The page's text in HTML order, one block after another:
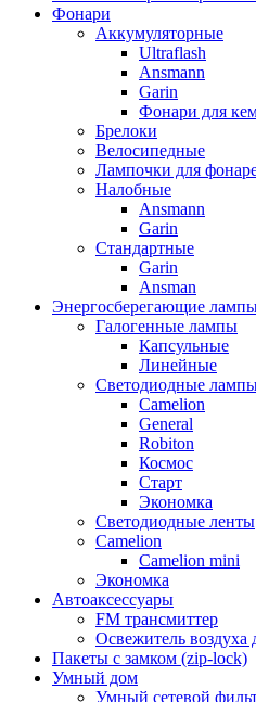
Фонари
Аккумуляторные
Ultraflash
Ansmann
Garin
Фонари для
Брелоки
Велосипедные
Лампочки для
Налобные
Ansmann
Garin
Стандартные
Garin
Ansman
Энергосберегающие
Галогенные лампы
Капсульные
Линейные
Светодиодные
Camelion
General
Robiton
Космос
Старт
Экономка
Светодиодные ленты
Camelion
Camelion mini
Экономка
Автоаксессуары
FM трансмиттер
Освежитель воздуха
Пакеты с замком (zip-lock)
Умный дом
Умный сетевой